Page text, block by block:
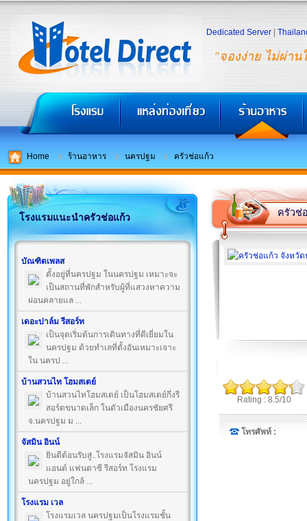
"จองง่าย ไม่ผ่าน
Dedicated Server
Home ร้านอาหาร นครปฐม ครัวช่อแก้ว
โรงแรมแนะนำครัวช่อแก้ว
บัณฑิตเพลส
ตั้งอยู่ที่นครปฐม ในนครปฐม เหมาะจะ
เป็นสถานที่พักสำหรับผู้ที่แสวงหาความ
ผ่อนคลายแล ...
เดอะปาล์ม รีสอร์ท
เป็นจุดเริ่มต้นการเดินทางที่ดีเยี่ยมใน
นครปฐม ด้วยทำเลที่ตั้งอันเหมาะเจาะ
ใน นครป ...
บ้านสวนไท โฮมสเตย์
บ้านสวนไทโฮมสเตย์ เป็นโฮมสเตย์กึ่งรี
สอร์ตขนาดเล็ก ในตัวเมืองนครชัยศรี
จ.นครปฐม ม ...
จัสมิน อินน์
ยินดีต้อนรับสู่..โรงแรมจัสมิน อินน์
แอนด์ แฟนตาซี รีสอร์ท โรงแรม
นครปฐม อยู่ใกล้ ...
โรงแรม เวล
โรงแรมเวล นครปฐมเป็นโรงแรมชั้น
ครัวช่
Rating : 8.5/10
โทรศัพท์ :